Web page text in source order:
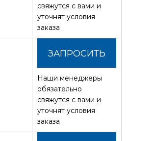
свяжутся с вами и
уточнят условия
заказа
ЗАПРОСИТЬ
СТОИМОСТЬ
Наши менеджеры
обязательно
свяжутся с вами и
уточнят условия
заказа